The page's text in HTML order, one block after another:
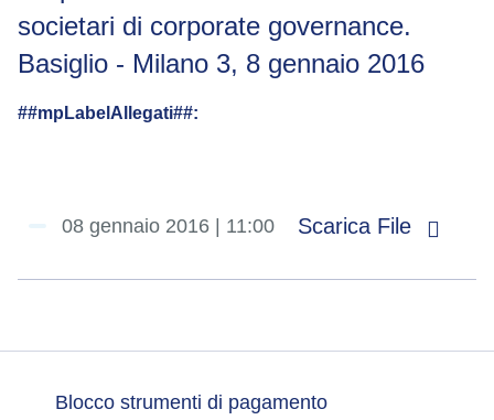
societari di corporate governance.
Basiglio - Milano 3, 8 gennaio 2016
##mpLabelAllegati##:
08 gennaio 2016 | 11:00 Scarica File
Blocco strumenti di pagamento